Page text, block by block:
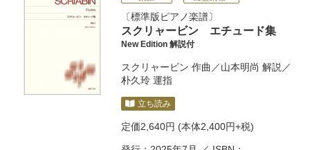
標準版ピアノ楽譜
スクリャービン エチュード集
New Edition 解説付
スクリャービン 作曲／山本明尚 解説／
朴久玲 運指
立ち読み
定価2,640円 (本体2,400円+税)